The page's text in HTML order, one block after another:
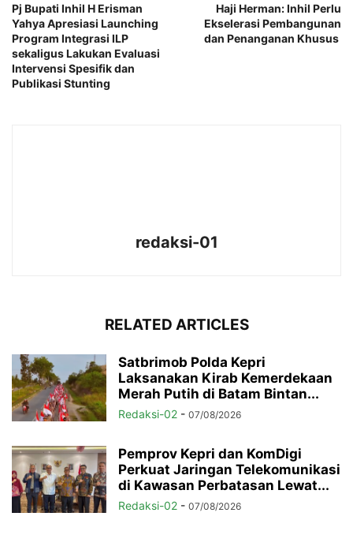
Pj Bupati Inhil H Erisman
Yahya Apresiasi Launching
Program Integrasi ILP
sekaligus Lakukan Evaluasi
Intervensi Spesifik dan
Publikasi Stunting
Haji Herman: Inhil Perlu
Ekselerasi Pembangunan
dan Penanganan Khusus
redaksi-01
RELATED ARTICLES
Satbrimob Polda Kepri
Laksanakan Kirab Kemerdekaan
Merah Putih di Batam Bintan...
Redaksi-02 - 07/08/2026
Pemprov Kepri dan KomDigi
Perkuat Jaringan Telekomunikasi
di Kawasan Perbatasan Lewat...
Redaksi-02 - 07/08/2026